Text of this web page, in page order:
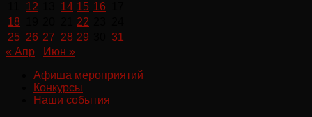
12 14 15 16
18
22
25 26 27 28 29
31
« Апр
Июн »
Афиша мероприятий
Конкурсы
Наши события